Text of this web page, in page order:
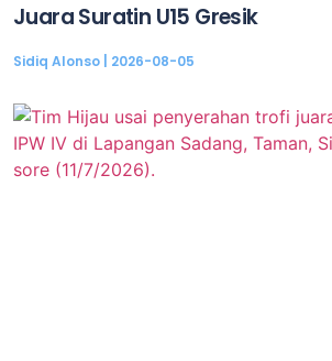
Juara Suratin U15 Gresik
Sidiq Alonso 2026-08-05